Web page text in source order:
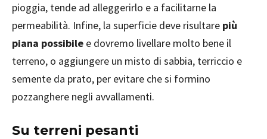
pioggia, tende ad alleggerirlo e a facilitarne la
permeabilità. Infine, la superficie deve risultare più
piana possibile e dovremo livellare molto bene il
terreno, o aggiungere un misto di sabbia, terriccio e
semente da prato, per evitare che si formino
pozzanghere negli avvallamenti.
Su terreni pesanti